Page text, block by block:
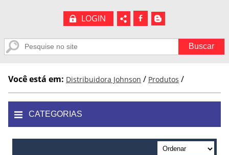
LOGIN b A
Você está em: Distribuidora Johnson / Produtos /
CATEGORIAS
Absorvente Geriátrico